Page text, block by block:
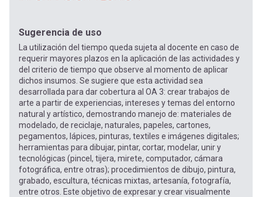
Sugerencia de uso
La utilización del tiempo queda sujeta al docente en caso de
requerir mayores plazos en la aplicación de las actividades y
del criterio de tiempo que observe al momento de aplicar
dichos insumos. Se sugiere que esta actividad sea
desarrollada para dar cobertura al OA 3: crear trabajos de
arte a partir de experiencias, intereses y temas del entorno
natural y artístico, demostrando manejo de: materiales de
modelado, de reciclaje, naturales, papeles, cartones,
pegamentos, lápices, pinturas, textiles e imágenes digitales;
herramientas para dibujar, pintar, cortar, modelar, unir y
tecnológicas (pincel, tijera, mirete, computador, cámara
fotográfica, entre otras); procedimientos de dibujo, pintura,
grabado, escultura, técnicas mixtas, artesanía, fotografía,
entre otros. Este objetivo de expresar y crear visualmente